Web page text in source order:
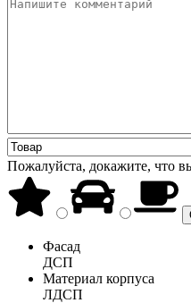
Пожалуйста, докажите, что
Фасад
ДСП
Материал корпуса
ЛДСП